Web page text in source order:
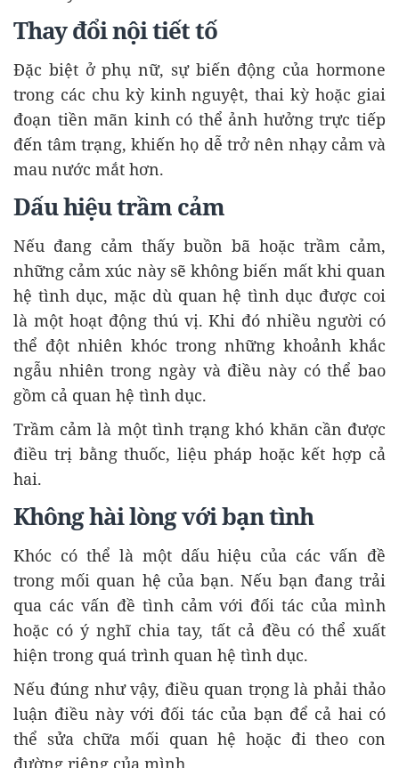
Thay đổi nội tiết tố
Đặc biệt ở phụ nữ, sự biến động của hormone
trong các chu kỳ kinh nguyệt, thai kỳ hoặc giai
đoạn tiền mãn kinh có thể ảnh hưởng trực tiếp
đến tâm trạng, khiến họ dễ trở nên nhạy cảm và
mau nước mắt hơn.
Dấu hiệu trầm cảm
Nếu đang cảm thấy buồn bã hoặc trầm cảm,
những cảm xúc này sẽ không biến mất khi quan
hệ tình dục, mặc dù quan hệ tình dục được coi
là một hoạt động thú vị. Khi đó nhiều người có
thể đột nhiên khóc trong những khoảnh khắc
ngẫu nhiên trong ngày và điều này có thể bao
gồm cả quan hệ tình dục.
Trầm cảm là một tình trạng khó khăn cần được
điều trị bằng thuốc, liệu pháp hoặc kết hợp cả
hai.
Không hài lòng với bạn tình
Khóc có thể là một dấu hiệu của các vấn đề
trong mối quan hệ của bạn. Nếu bạn đang trải
qua các vấn đề tình cảm với đối tác của mình
hoặc có ý nghĩ chia tay, tất cả đều có thể xuất
hiện trong quá trình quan hệ tình dục.
Nếu đúng như vậy, điều quan trọng là phải thảo
luận điều này với đối tác của bạn để cả hai có
thể sửa chữa mối quan hệ hoặc đi theo con